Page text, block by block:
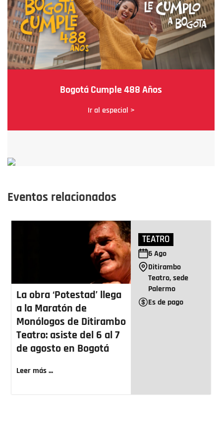
Bogotá Cumple 488 Años
Ir al especial >
Eventos relacionados
La obra ‘Potestad’ llega
a la Maratón de
Monólogos de Ditirambo
Teatro: asiste del 6 al 7
de agosto en Bogotá
Leer más ...
TEATRO
6Ago
Ditirambo
Teatro, sede
Palermo
Es de pago